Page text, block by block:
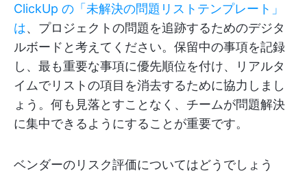
ClickUp の「未解決の問題リストテンプレート」
は、プロジェクトの問題を追跡するためのデジタ
ルボードと考えてください。保留中の事項を記録
し、最も重要な事項に優先順位を付け、リアルタ
イムでリストの項目を消去するために協力しまし
ょう。何も見落とすことなく、チームが問題解決
に集中できるようにすることが重要です。
ベンダーのリスク評価についてはどうでしょう